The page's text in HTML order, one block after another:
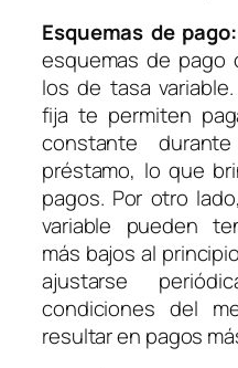
Esquemas de pago:
esquemas de pago
los de tasa
fija te permiten
constante
préstamo, lo que
pagos. Por otro
variable pueden
más bajos al
ajustarse
condiciones del
resultar en pagos